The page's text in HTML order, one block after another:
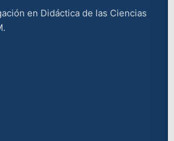
en Didáctica de las Ciencias